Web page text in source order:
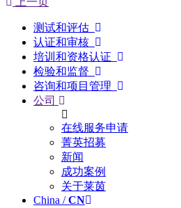
测试和评估
认证和审核
培训和资格认证
检验和监督
咨询和项目管理
公司
在线服务申请
菁英招募
新闻
成功案例
关于莱茵
China /CN